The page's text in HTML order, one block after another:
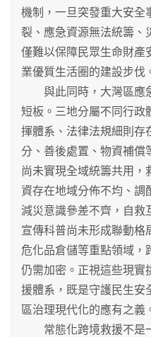
機制，一旦突發重大安全
裂、應急資源無法統籌、
僅難以保障民眾生命財產
業優質生活圈的建設步伐
與此同時，大灣區應
短板。三地分屬不同行政
揮體系、法律法規細則存
分、善後處置、物資補償
尚未實現全域統籌共用
資存在地域分佈不均、調
減災意識參差不齊，自救
宣傳科普尚未形成聯動格
危化品倉儲等重點領域，
仍需加密。正視這些現實
援體系，既是守護民生安
區治理現代化的應有之義
常態化跨境救援不是